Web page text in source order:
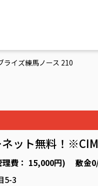
ライズ練馬ノース 210
ネット無料！
費： 15,000円) 敷金
5-3